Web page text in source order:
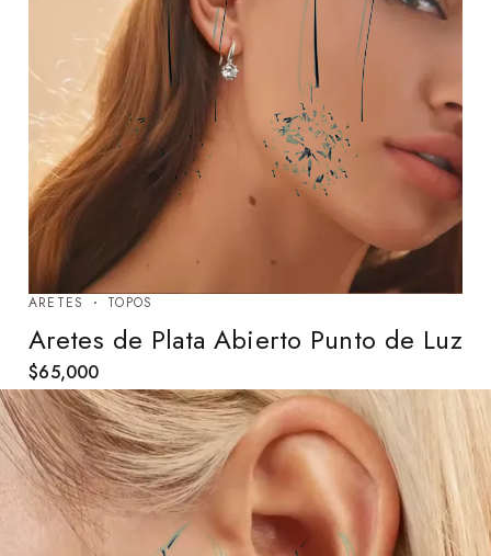
ARETES TOPOS
Aretes de Plata Abierto Punto de Luz
$65,000